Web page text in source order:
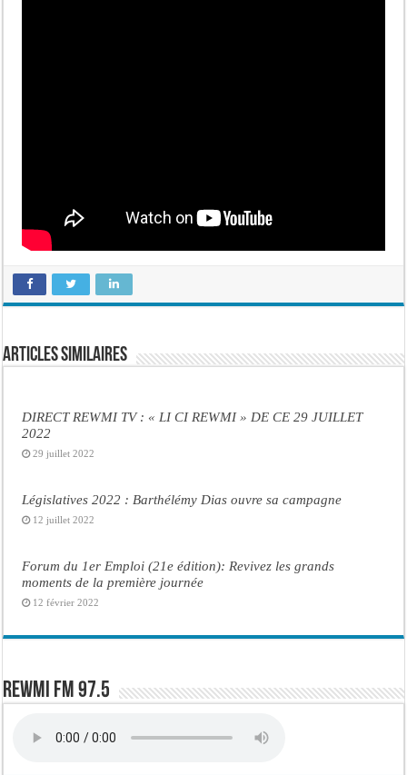
Articles similaires
DIRECT REWMI TV : « LI CI REWMI » DE CE 29 JUILLET
2022
29 juillet 2022
Législatives 2022 : Barthélémy Dias ouvre sa campagne
12 juillet 2022
Forum du 1er Emploi (21e édition): Revivez les grands
moments de la première journée
12 février 2022
Rewmi FM 97.5